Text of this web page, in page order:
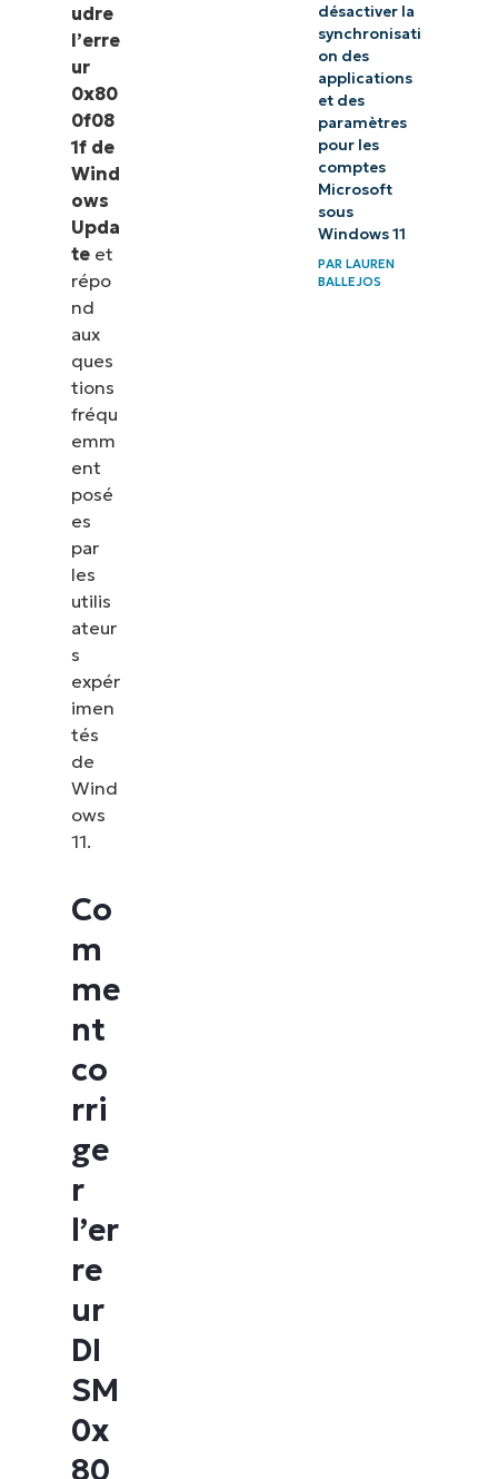
udre
l’erre
ur
0x80
0f08
1f de
Wind
ows
Upda
te et
répo
nd
aux
ques
tions
fréqu
emm
ent
posé
es
par
les
utilis
ateur
s
expér
imen
tés
de
Wind
ows
11.
Co
m
me
nt
co
rri
ge
r
l’er
re
ur
DI
SM
0x
80
désactiver la
synchronisati
on des
applications
et des
paramètres
pour les
comptes
Microsoft
sous
Windows 11
PAR LAUREN
BALLEJOS